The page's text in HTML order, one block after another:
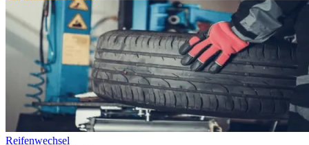
Reifenwechsel